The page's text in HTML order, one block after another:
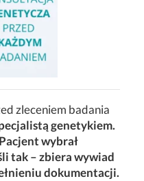
zleceniem badania
genetykiem.
wybrał
tak – zbiera wywiad
dokumentacji.